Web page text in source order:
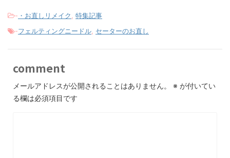
- ・お直しリメイク
特集記事
-フェルティングニードル セーターのお直し
comment
メールアドレスが公開されることはありません。 ※ が付いてい
る欄は必須項目です